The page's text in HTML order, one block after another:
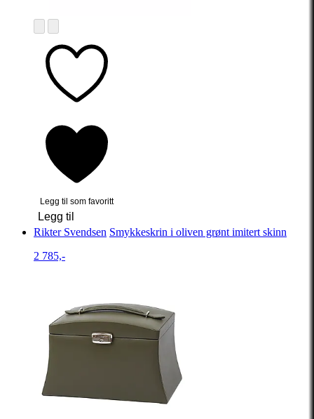
Legg til som favoritt
Legg til
Rikter Svendsen Smykkeskrin i oliven grønt imitert skinn
2 785,-